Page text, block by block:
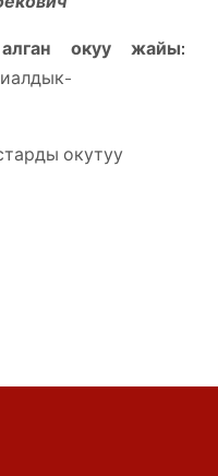
окуу жайы:
окутуу